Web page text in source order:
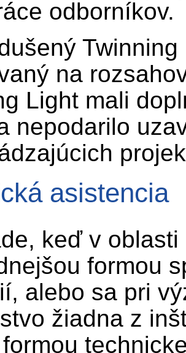
odborníkov.
na
Light mali
nepodarilo
asistencia
keď v
formou
alebo sa pri
žiadna z